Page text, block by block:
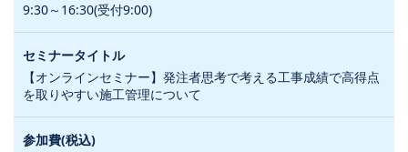
9:30～16:30(受付9:00)
【オンラインセミナー】発注者思考で考える工事成績で高得点
を取りやすい施工管理について